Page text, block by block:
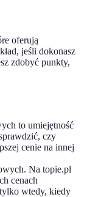
oferują
jeśli dokonasz
zdobyć punkty,
to umiejętność
czy
cenie na innej
Na topie.pl
cenach
wtedy, kiedy